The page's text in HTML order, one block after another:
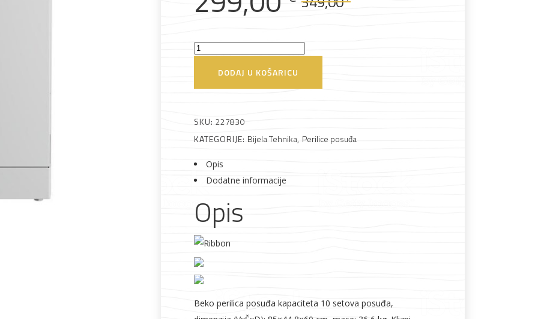
što je novo u ponudi
Rasvjeta Boje i lakovi
BEKO
Perilica
DODAJ U KOŠARICU
SKU: 227830
KATEGORIJE: Bijela Tehnika, Perilice posuđa
Opis
Dodatne informacije
Opis
Beko perilica posuđa kapaciteta 10 setova posuđa,